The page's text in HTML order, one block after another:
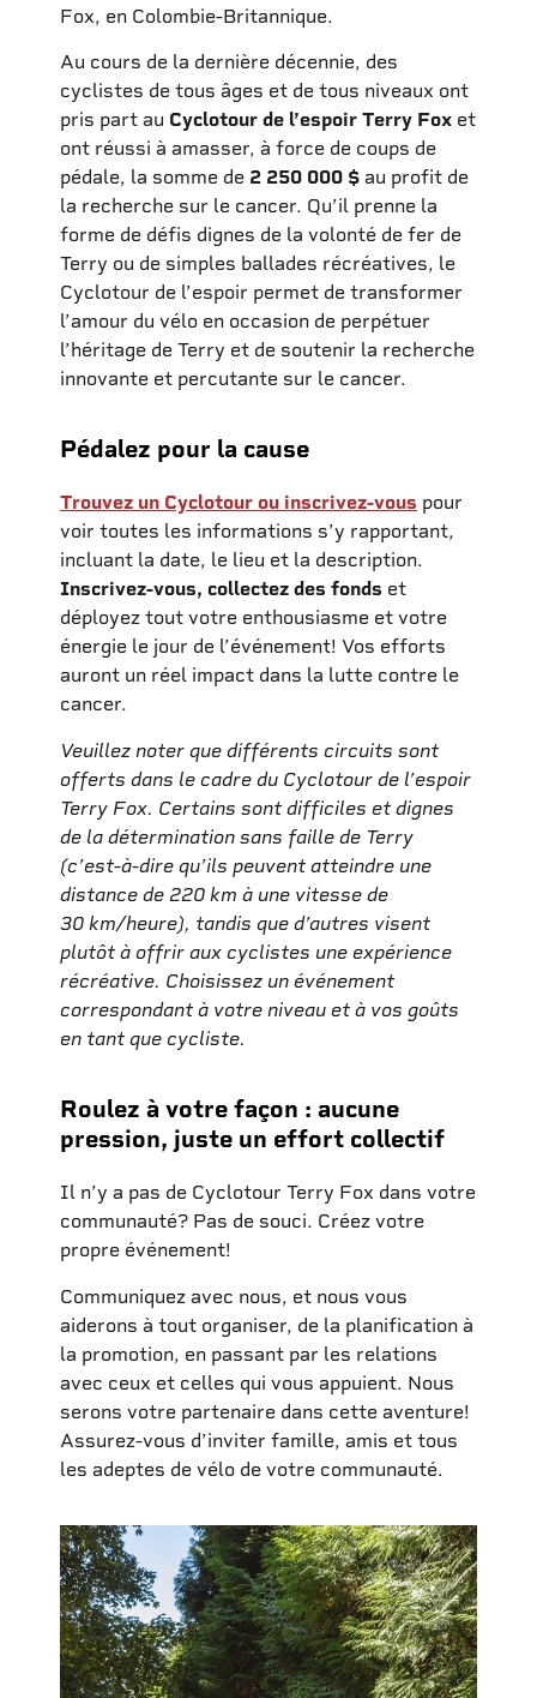
Fox, en Colombie-Britannique.
Au cours de la dernière décennie, des
cyclistes de tous âges et de tous niveaux ont
pris part au Cyclotour de l’espoir Terry Fox et
ont réussi à amasser, à force de coups de
pédale, la somme de 2 250 000 $ au profit de
la recherche sur le cancer. Qu’il prenne la
forme de défis dignes de la volonté de fer de
Terry ou de simples ballades récréatives, le
Cyclotour de l’espoir permet de transformer
l’amour du vélo en occasion de perpétuer
l’héritage de Terry et de soutenir la recherche
innovante et percutante sur le cancer.
Pédalez pour la cause
Trouvez un Cyclotour ou inscrivez-vous pour
voir toutes les informations s’y rapportant,
incluant la date, le lieu et la description.
Inscrivez-vous, collectez des fonds et
déployez tout votre enthousiasme et votre
énergie le jour de l’événement! Vos efforts
auront un réel impact dans la lutte contre le
cancer.
Veuillez noter que différents circuits sont
offerts dans le cadre du Cyclotour de l’espoir
Terry Fox. Certains sont difficiles et dignes
de la détermination sans faille de Terry
(c’est-à-dire qu’ils peuvent atteindre une
distance de 220 km à une vitesse de
30 km/heure), tandis que d’autres visent
plutôt à offrir aux cyclistes une expérience
récréative. Choisissez un événement
correspondant à votre niveau et à vos goûts
en tant que cycliste.
Roulez à votre façon : aucune
pression, juste un effort collectif
Il n’y a pas de Cyclotour Terry Fox dans votre
communauté? Pas de souci. Créez votre
propre événement!
Communiquez avec nous, et nous vous
aiderons à tout organiser, de la planification à
la promotion, en passant par les relations
avec ceux et celles qui vous appuient. Nous
serons votre partenaire dans cette aventure!
Assurez-vous d’inviter famille, amis et tous
les adeptes de vélo de votre communauté.